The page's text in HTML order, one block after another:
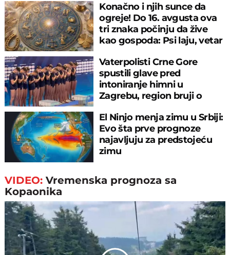
Konačno i njih sunce da
ogreje! Do 16. avgusta ova
tri znaka počinju da žive
kao gospoda: Psi laju, vetar
Vaterpolisti Crne Gore
spustili glave pred
intoniranje himni u
Zagrebu, region bruji o
El Ninjo menja zimu u Srbiji:
Evo šta prve prognoze
najavljuju za predstojeću
zimu
VIDEO:Vremenska prognoza sa
Kopaonika